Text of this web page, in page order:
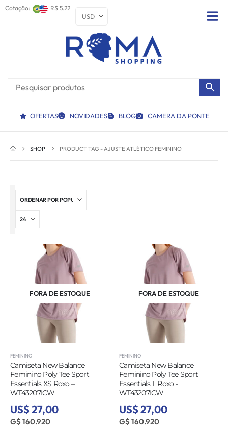
Cotação: R$ 5.22
OFERTAS NOVIDADES BLOG CAMERA DA PONTE
SHOP PRODUCT TAG -AJUSTE ATLÉTICO FEMININO
FORA DE ESTOQUE
FEMININO
Camiseta New Balance
Feminino Poly Tee Sport
Essentials XS Roxo –
WT43207ICW
US$ 27,00
G$ 160.920
FORA DE ESTOQUE
FEMININO
Camiseta New Balance
Feminino Poly Tee Sport
Essentials L Roxo -
WT43207ICW
US$ 27,00
G$ 160.920